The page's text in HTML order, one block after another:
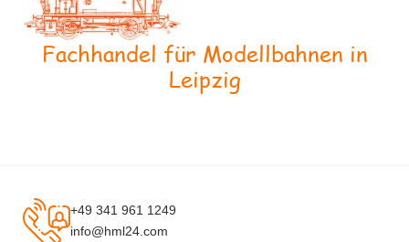
Fachhandel für Modellbahnen in
Leipzig
+49 341 961 1249
info@hml24.com